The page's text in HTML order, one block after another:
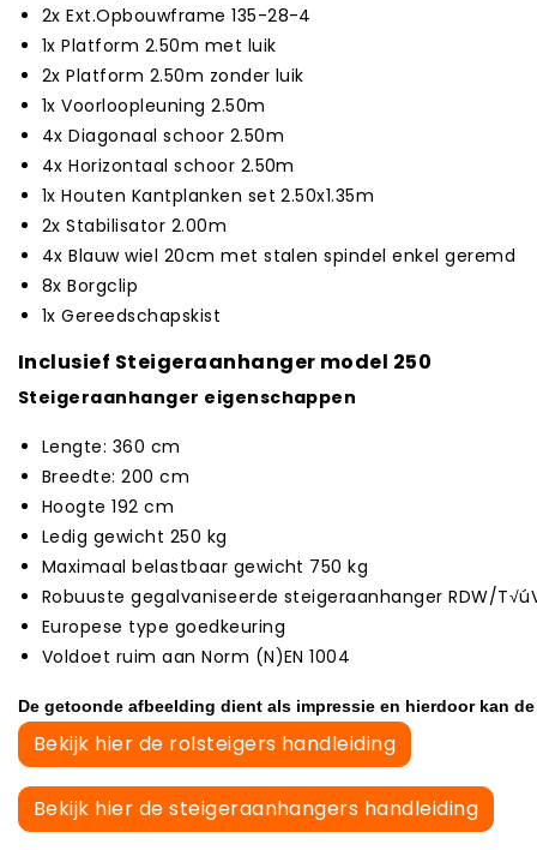
2x Ext.Opbouwframe 135-28-4
1x Platform 2.50m met luik
2x Platform 2.50m zonder luik
1x Voorloopleuning 2.50m
4x Diagonaal schoor 2.50m
4x Horizontaal schoor 2.50m
1x Houten Kantplanken set 2.50x1.35m
2x Stabilisator 2.00m
4x Blauw wiel 20cm met stalen spindel enkel geremd
8x Borgclip
1x Gereedschapskist
Inclusief Steigeraanhanger model 250
Steigeraanhanger eigenschappen
Lengte: 360 cm
Breedte: 200 cm
Hoogte 192 cm
Ledig gewicht 250 kg
Maximaal belastbaar gewicht 750 kg
Robuuste gegalvaniseerde steigeraanhanger RDW/
Europese type goedkeuring
Voldoet ruim aan Norm (N)EN 1004
De getoonde afbeelding dient als impressie en hierdoor kan
Bekijk hier de rolsteigers handleiding
Bekijk hier de steigeraanhangers handleiding